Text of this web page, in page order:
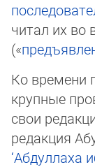
читал их во
(«
Ко времени
крупные
свои
редакция
‘Абдуллаха